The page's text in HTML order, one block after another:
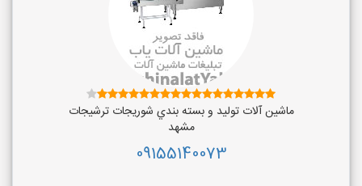
ماشین آلات توليد و بسته بندي شوريجات ترشيجات
مشهد
09155140073